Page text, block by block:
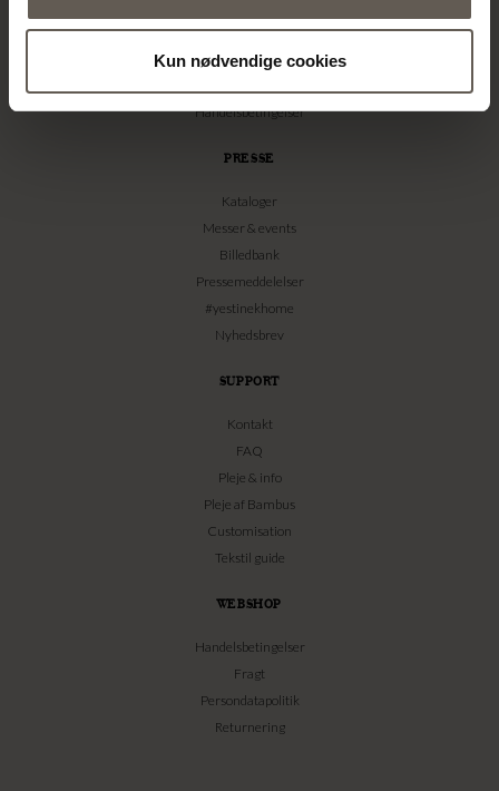
Kun nødvendige cookies
FORHANDLER
Bliv forhandler
Handelsbetingelser
PRESSE
Kataloger
Messer & events
Billedbank
Pressemeddelelser
#yestinekhome
Nyhedsbrev
SUPPORT
Kontakt
FAQ
Pleje & info
Pleje af Bambus
Customisation
Tekstil guide
WEBSHOP
Handelsbetingelser
Fragt
Persondatapolitik
Returnering